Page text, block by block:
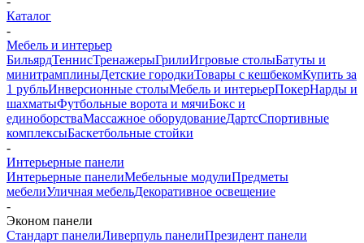
Каталог
-
Мебель и интерьер
БильярдТеннисТренажерыГрилиИгровые столыБатуты и
минитрамплиныДетские городкиТовары с кешбекомКупить за
1 рубльИнверсионные столыМебель и интерьерПокерНарды и
шахматыФутбольные ворота и мячиБокс и
единоборстваМассажное оборудованиеДартсСпортивные
комплексыБаскетбольные стойки
-
Интерьерные панели
Интерьерные панелиМебельные модулиПредметы
мебелиУличная мебельДекоративное освещение
-
Эконом панели
Стандарт панелиЛиверпуль панелиПрезидент панели